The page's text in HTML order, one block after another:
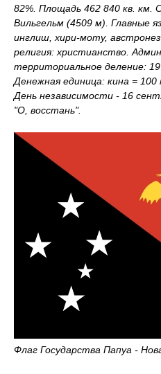
82%. Площадь 462 840 кв. км.
Вильгельм (4509 м). Главные
инглиш, хири-моту,
религия: христианство.
территориальное деление:
Денежная единица: кина =
День независимости - 16
"О, восстань".
Флаг Государства Папуа -